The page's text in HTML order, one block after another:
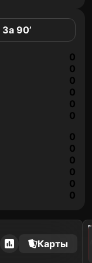
За 90’
0
0
0
0
0
0
0
0
0
0
0
0
Карты
2022